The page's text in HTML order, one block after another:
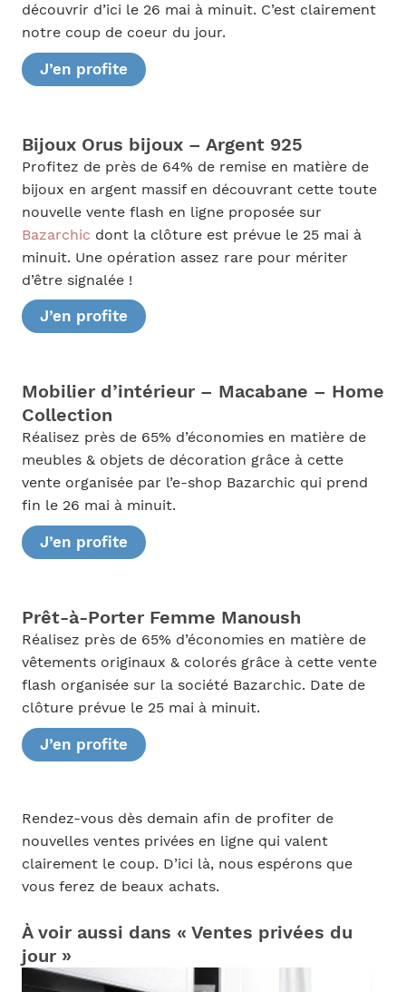
découvrir d’ici le 26 mai à minuit. C’est clairement
notre coup de coeur du jour.
J’en profite
Bijoux Orus bijoux – Argent 925
Profitez de près de 64% de remise en matière de
bijoux en argent massif en découvrant cette toute
nouvelle vente flash en ligne proposée sur
Bazarchic dont la clôture est prévue le 25 mai à
minuit. Une opération assez rare pour mériter
d’être signalée !
J’en profite
Mobilier d’intérieur – Macabane – Home
Collection
Réalisez près de 65% d’économies en matière de
meubles & objets de décoration grâce à cette
vente organisée par l’e-shop Bazarchic qui prend
fin le 26 mai à minuit.
J’en profite
Prêt-à-Porter Femme Manoush
Réalisez près de 65% d’économies en matière de
vêtements originaux & colorés grâce à cette vente
flash organisée sur la société Bazarchic. Date de
clôture prévue le 25 mai à minuit.
J’en profite
Rendez-vous dès demain afin de profiter de
nouvelles ventes privées en ligne qui valent
clairement le coup. D’ici là, nous espérons que
vous ferez de beaux achats.
À voir aussi dans « Ventes privées du
jour »